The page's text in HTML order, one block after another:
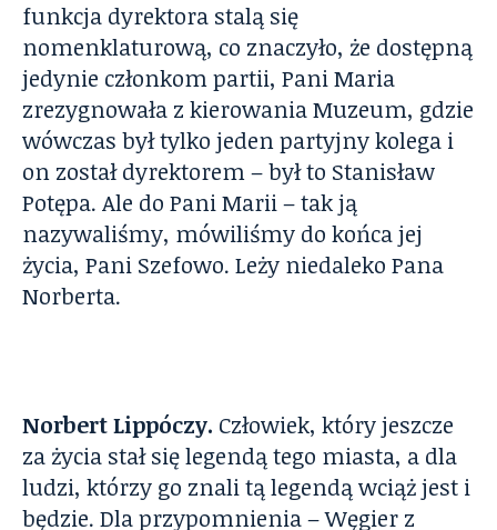
funkcja dyrektora stalą się
nomenklaturową, co znaczyło, że dostępną
jedynie członkom partii, Pani Maria
zrezygnowała z kierowania Muzeum, gdzie
wówczas był tylko jeden partyjny kolega i
on został dyrektorem – był to Stanisław
Potępa. Ale do Pani Marii – tak ją
nazywaliśmy, mówiliśmy do końca jej
życia, Pani Szefowo. Leży niedaleko Pana
Norberta.
Norbert Lippóczy. Człowiek, który jeszcze
za życia stał się legendą tego miasta, a dla
ludzi, którzy go znali tą legendą wciąż jest i
będzie. Dla przypomnienia – Węgier z